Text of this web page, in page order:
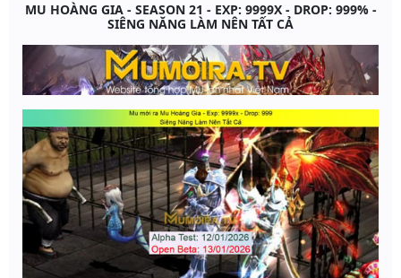
MU HOÀNG GIA - SEASON 21 - EXP: 9999X - DROP: 999% -
SIÊNG NĂNG LÀM NÊN TẤT CẢ